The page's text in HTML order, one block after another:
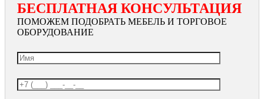
БЕСПЛАТНАЯ КОНСУЛЬТАЦИЯ
ПОМОЖЕМ ПОДОБРАТЬ МЕБЕЛЬ И ТОРГОВОЕ
ОБОРУДОВАНИЕ